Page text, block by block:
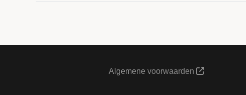
Algemene voorwaarden